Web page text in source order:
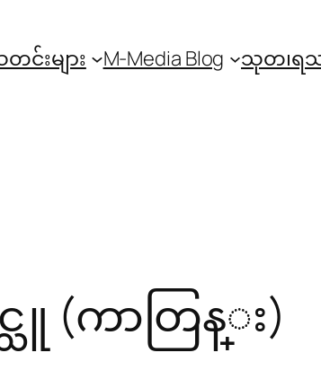
င်းများ M-Media Blog သုတ၊ရ
သူ (ကာတြန္း)